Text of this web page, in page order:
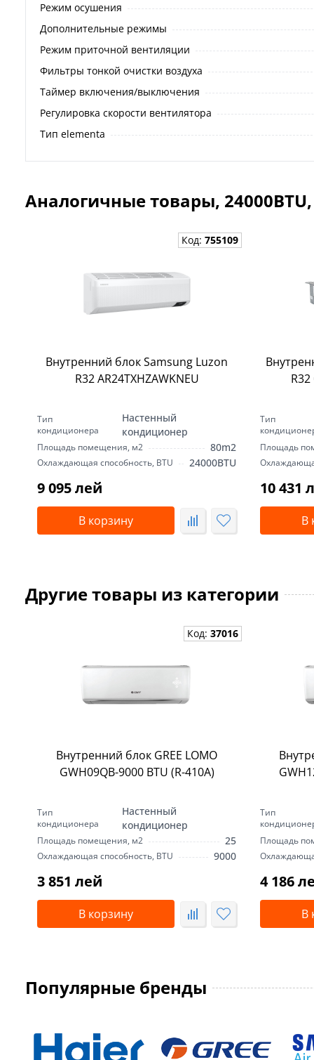
Режим осушения
Дополнительные режимы
Режим приточной вентиляции
Фильтры тонкой очистки воздуха
Таймер включения/выключения
Регулировка скорости вентилятора
Тип elementa
Аналогичные товары,
Код: 755109
Внутренний блок Samsung Luzon
R32 AR24TXHZAWKNEU
Тип
кондиционера
Настенный
кондиционер
Площадь помещения, м2 80m2
Охлаждающая способность, BTU 24000BTU
9 095 лей
В корзину
Тип
Площадь
10 431
В
Другие товары из категории
Код: 37016
Внутренний блок GREE LOMO
GWH09QB-9000 BTU (R-410А)
Тип
кондиционера
Настенный
кондиционер
Площадь помещения, м2 25
Охлаждающая способность, BTU 9000
3 851 лей
В корзину
Тип
Площадь
4 186
В
Популярные бренды